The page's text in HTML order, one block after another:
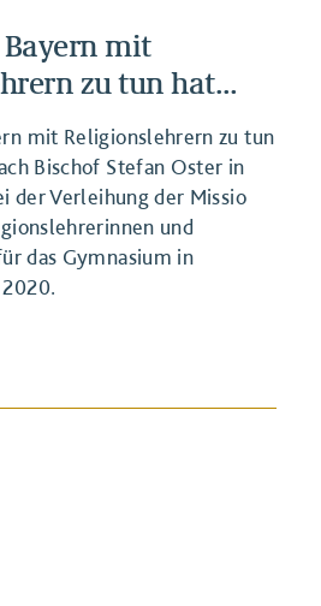
Bayern mit
zu tun hat…
mit Religionslehrern zu tun
Bischof Stefan Oster in
der Verleihung der Missio
und
das Gymnasium in